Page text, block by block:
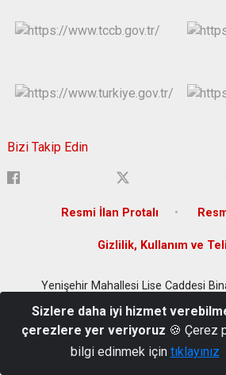
Bizi Takip Edin
Resmi İlan Protalı
Gizlilik, Kullanım ve
Yenişehir Mahallesi Lise Caddesi
(0 412) 280 20 00
Sizlere daha iyi hizmet
çerezlere yer veriyoruz 🍪 Çerez
bilgi edinmek için tıklayınız